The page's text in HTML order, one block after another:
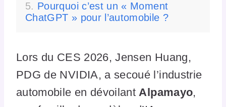
Pourquoi c’est un « Moment
ChatGPT » pour l’automobile ?
Lors du CES 2026, Jensen Huang,
PDG de NVIDIA, a secoué l’industrie
automobile en dévoilantAlpamayo,